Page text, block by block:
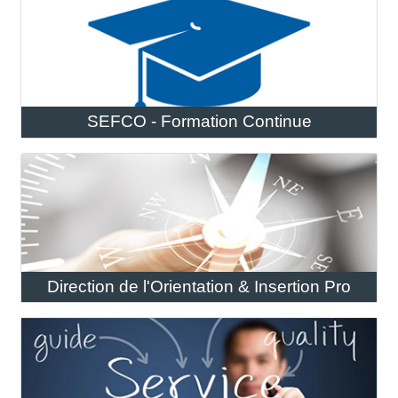
SEFCO - Formation Continue
Direction de l'Orientation & Insertion Pro